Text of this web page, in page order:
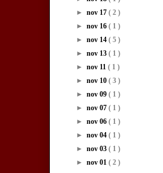
► nov 17 ( 2 )
► nov 16 ( 1 )
► nov 14 ( 5 )
► nov 13 ( 1 )
► nov 11 ( 1 )
► nov 10 ( 3 )
► nov 09 ( 1 )
► nov 07 ( 1 )
► nov 06 ( 1 )
► nov 04 ( 1 )
► nov 03 ( 1 )
► nov 01 ( 2 )